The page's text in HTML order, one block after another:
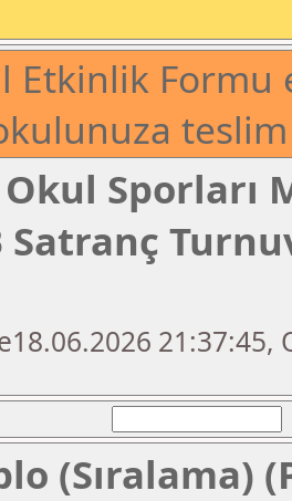
Etkinlik
Okul
21:37:45,
(Sıralama)